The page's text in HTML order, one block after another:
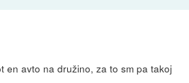
en avto na družino, za to sm pa takoj